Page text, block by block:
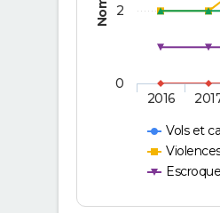
Vols et
2016
0
2